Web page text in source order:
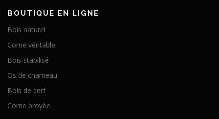
BOUTIQUE EN LIGNE
Bois naturel
Corne véritable
Bois stabilisé
Os de chameau
Bois de cerf
Corne broyée